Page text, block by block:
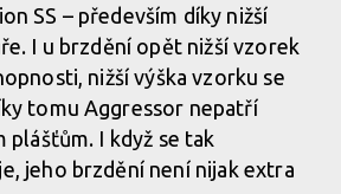
SS – především díky nižší
I u brzdění opět nižší vzorek
nižší výška vzorku se
tomu Aggressor nepatří
plášťům. I když se tak
jeho brzdění není nijak extra